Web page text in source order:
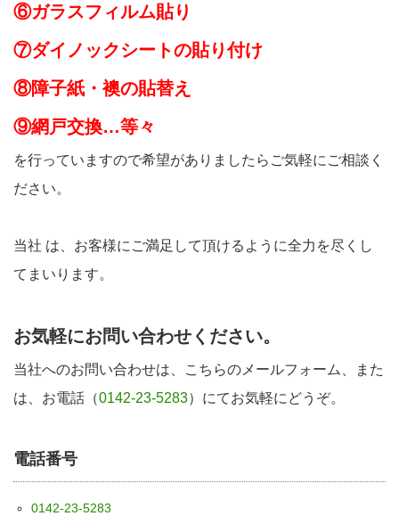
⑥ガラスフィルム貼り
⑦ダイノックシートの貼り付け
⑧障子紙・襖の貼替え
⑨網戸交換…等々
を行っていますので希望がありましたらご気軽にご相談く
ださい。
当社 は、お客様にご満足して頂けるように全力を尽くし
てまいります。
お気軽にお問い合わせください。
当社へのお問い合わせは、こちらのメールフォーム、また
は、お電話（0142-23-5283）にてお気軽にどうぞ。
電話番号
0142-23-5283